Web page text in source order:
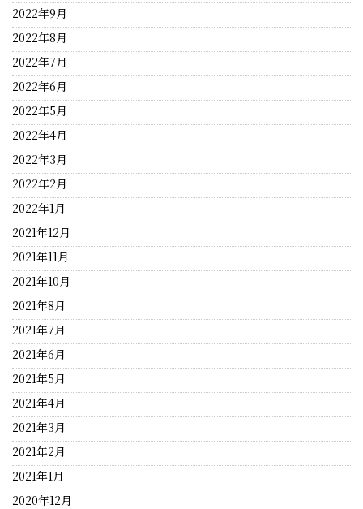
2022年9月
2022年8月
2022年7月
2022年6月
2022年5月
2022年4月
2022年3月
2022年2月
2022年1月
2021年12月
2021年11月
2021年10月
2021年8月
2021年7月
2021年6月
2021年5月
2021年4月
2021年3月
2021年2月
2021年1月
2020年12月